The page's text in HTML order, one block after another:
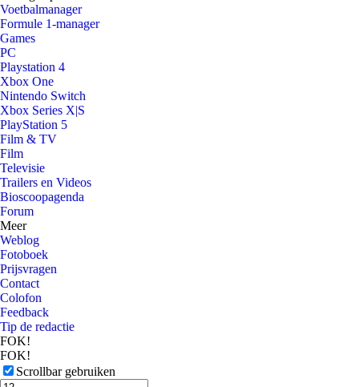
Voetbalmanager
Formule 1-manager
Games
PC
Playstation 4
Xbox One
Nintendo Switch
Xbox Series X|S
PlayStation 5
Film & TV
Film
Televisie
Trailers en Videos
Bioscoopagenda
Forum
Meer
Weblog
Fotoboek
Prijsvragen
Contact
Colofon
Feedback
Tip de redactie
FOK!
FOK!
Scrollbar gebruiken